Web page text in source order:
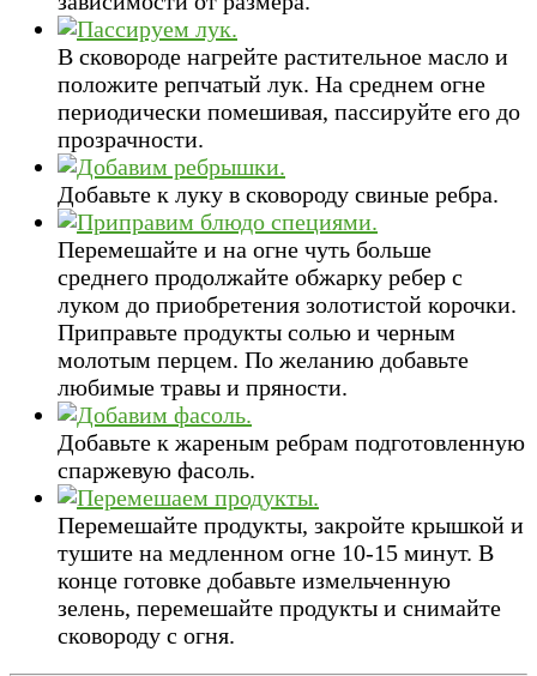
В сковороде нагрейте растительное масло и
положите репчатый лук. На среднем огне
периодически помешивая, пассируйте его до
прозрачности.
Добавьте к луку в сковороду свиные ребра.
Перемешайте и на огне чуть больше
среднего продолжайте обжарку ребер с
луком до приобретения золотистой корочки.
Приправьте продукты солью и черным
молотым перцем. По желанию добавьте
любимые травы и пряности.
Добавьте к жареным ребрам подготовленную
спаржевую фасоль.
Перемешайте продукты, закройте крышкой и
тушите на медленном огне 10-15 минут. В
конце готовке добавьте измельченную
зелень, перемешайте продукты и снимайте
сковороду с огня.